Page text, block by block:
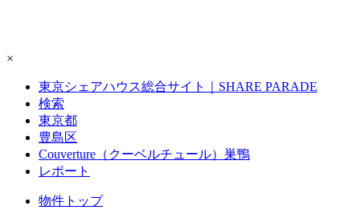
×
東京シェアハウス総合サイト｜SHARE PARADE
検索
東京都
豊島区
Couverture（クーベルチュール）巣鴨
レポート
物件トップ